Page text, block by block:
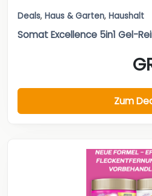
Deals, Haus & Garten, Haushalt
Somat Excellence 5in1 Gel-
Zum